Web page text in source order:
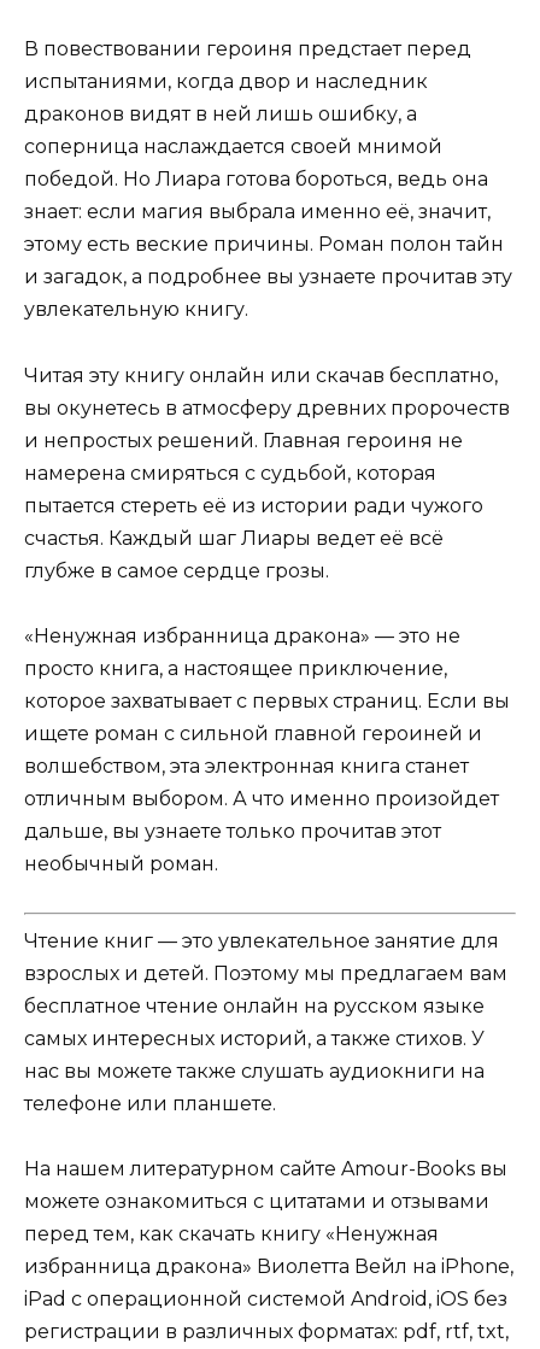
В повествовании героиня предстает перед
испытаниями, когда двор и наследник
драконов видят в ней лишь ошибку, а
соперница наслаждается своей мнимой
победой. Но Лиара готова бороться, ведь она
знает: если магия выбрала именно её, значит,
этому есть веские причины. Роман полон тайн
и загадок, а подробнее вы узнаете прочитав эту
увлекательную книгу.
Читая эту книгу онлайн или скачав бесплатно,
вы окунетесь в атмосферу древних пророчеств
и непростых решений. Главная героиня не
намерена смиряться с судьбой, которая
пытается стереть её из истории ради чужого
счастья. Каждый шаг Лиары ведет её всё
глубже в самое сердце грозы.
«Ненужная избранница дракона» — это не
просто книга, а настоящее приключение,
которое захватывает с первых страниц. Если вы
ищете роман с сильной главной героиней и
волшебством, эта электронная книга станет
отличным выбором. А что именно произойдет
дальше, вы узнаете только прочитав этот
необычный роман.
Чтение книг — это увлекательное занятие для
взрослых и детей. Поэтому мы предлагаем вам
бесплатное чтение онлайн на русском языке
самых интересных историй, а также стихов. У
нас вы можете также слушать аудиокниги на
телефоне или планшете.
На нашем литературном сайте Amour-Books вы
можете ознакомиться с цитатами и отзывами
перед тем, как скачать книгу «Ненужная
избранница дракона» Виолетта Вейл на iPhone,
iPad с операционной системой Android, iOS без
регистрации в различных форматах: pdf, rtf, txt,